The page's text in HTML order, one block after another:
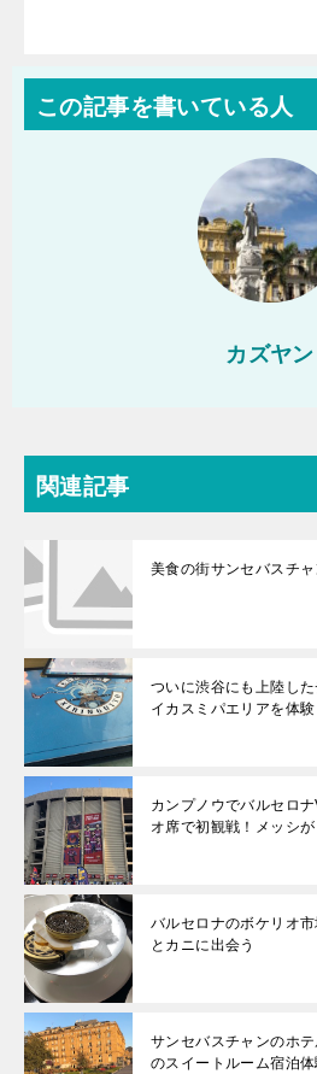
この記事を書いている人
カズヤン
関連記事
美食の街サンセバスチ
ついに渋谷にも上陸し
イカスミパエリアを体験
カンプノウでバルセロ
オ席で初観戦！メッシが
バルセロナのボケリオ
とカニに出会う
サンセバスチャンのホ
のスイートルーム宿泊